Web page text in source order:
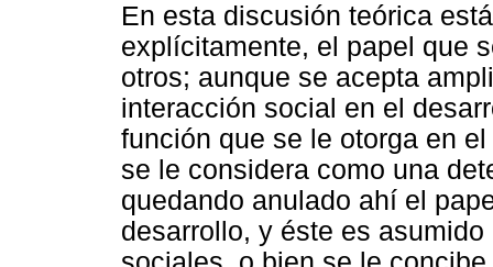
En esta discusión teórica
explícitamente, el papel que
otros; aunque se acepta
interacción social en el
función que se le otorga en
se le considera como una
quedando anulado ahí el
desarrollo, y éste es